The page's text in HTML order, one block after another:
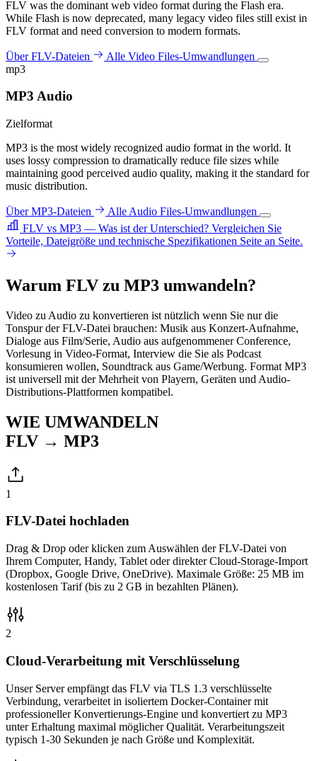
FLV was the dominant web video format during the Flash era.
While Flash is now deprecated, many legacy video files still exist in
FLV format and need conversion to modern formats.
Über FLV-Dateien
Alle Video Files-Umwandlungen
mp3
MP3 Audio
Zielformat
MP3 is the most widely recognized audio format in the world. It
uses lossy compression to dramatically reduce file sizes while
maintaining good perceived audio quality, making it the standard for
music distribution.
Über MP3-Dateien
Alle Audio Files-Umwandlungen
FLV vs MP3 — Was ist der Unterschied? Vergleichen Sie
Vorteile, Dateigröße und technische Spezifikationen Seite an Seite.
Warum FLV zu MP3 umwandeln?
Video zu Audio zu konvertieren ist nützlich wenn Sie nur die
Tonspur der FLV-Datei brauchen: Musik aus Konzert-Aufnahme,
Dialoge aus Film/Serie, Audio aus aufgenommener Conference,
Vorlesung in Video-Format, Interview die Sie als Podcast
konsumieren wollen, Soundtrack aus Game/Werbung. Format MP3
ist universell mit der Mehrheit von Playern, Geräten und Audio-
Distributions-Plattformen kompatibel.
WIE UMWANDELN
FLV → MP3
1
FLV-Datei hochladen
Drag & Drop oder klicken zum Auswählen der FLV-Datei von
Ihrem Computer, Handy, Tablet oder direkter Cloud-Storage-Import
(Dropbox, Google Drive, OneDrive). Maximale Größe: 25 MB im
kostenlosen Tarif (bis zu 2 GB in bezahlten Plänen).
2
Cloud-Verarbeitung mit Verschlüsselung
Unser Server empfängt das FLV via TLS 1.3 verschlüsselte
Verbindung, verarbeitet in isoliertem Docker-Container mit
professioneller Konvertierungs-Engine und konvertiert zu MP3
unter Erhaltung maximal möglicher Qualität. Verarbeitungszeit
typisch 1-30 Sekunden je nach Größe und Komplexität.